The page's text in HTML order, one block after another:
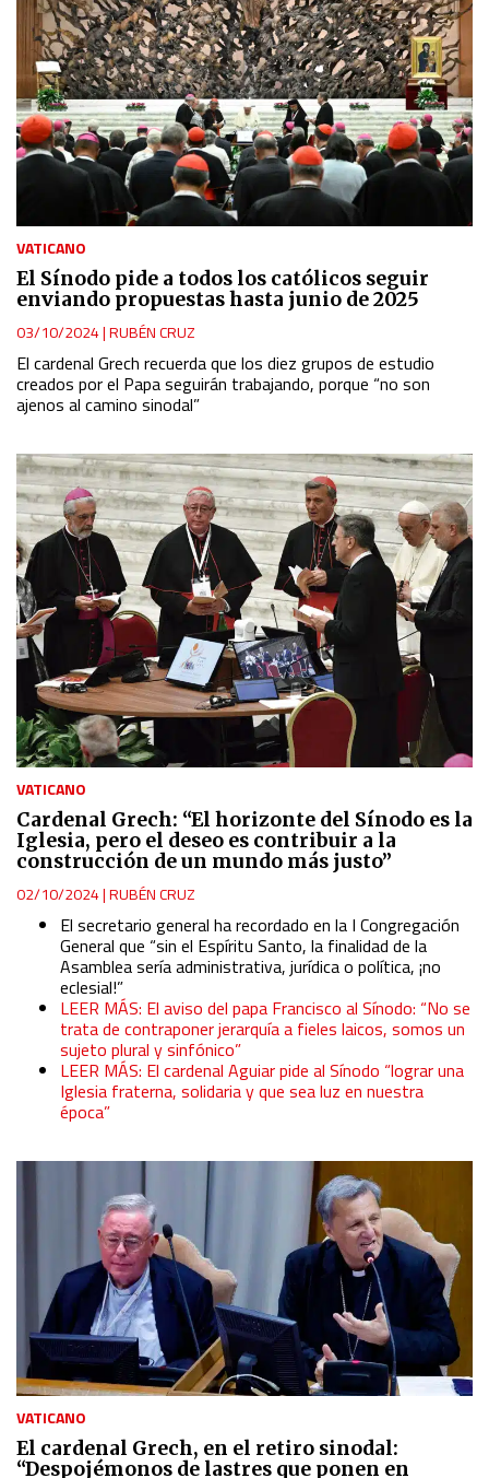
VATICANO
El Sínodo pide a todos los católicos seguir
enviando propuestas hasta junio de 2025
03/10/2024|RUBÉN CRUZ
El cardenal Grech recuerda que los diez grupos de estudio
creados por el Papa seguirán trabajando, porque “no son
ajenos al camino sinodal”
VATICANO
Cardenal Grech: “El horizonte del Sínodo es la
Iglesia, pero el deseo es contribuir a la
construcción de un mundo más justo”
02/10/2024|RUBÉN CRUZ
El secretario general ha recordado en la I Congregación
General que “sin el Espíritu Santo, la finalidad de la
Asamblea sería administrativa, jurídica o política, ¡no
eclesial!”
LEER MÁS: El aviso del papa Francisco al Sínodo: “No se
trata de contraponer jerarquía a fieles laicos, somos un
sujeto plural y sinfónico”
LEER MÁS: El cardenal Aguiar pide al Sínodo “lograr una
Iglesia fraterna, solidaria y que sea luz en nuestra
época”
VATICANO
El cardenal Grech, en el retiro sinodal:
“Despojémonos de lastres que ponen en